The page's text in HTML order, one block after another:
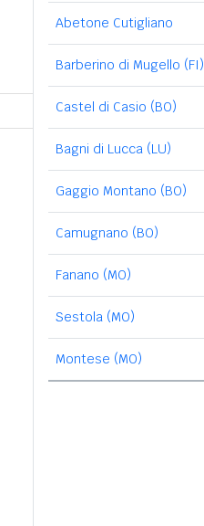
Abetone Cutigliano
Barberino di Mugello (FI)
Castel di Casio (BO)
Bagni di Lucca (LU)
Gaggio Montano (BO)
Camugnano (BO)
Fanano (MO)
Sestola (MO)
Montese (MO)